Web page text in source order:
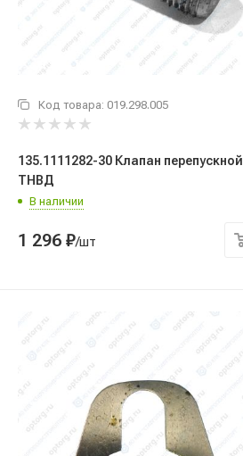
Код товара: 019.298.005
135.1111282-30 Клапан перепускной
ТНВД
В наличии
1 296 ₽/шт